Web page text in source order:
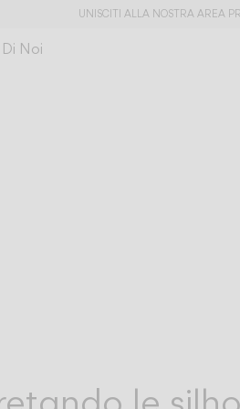
UNISCITI ALLA NOSTRA AREA
Di Noi